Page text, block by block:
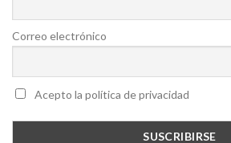
Correo electrónico
Acepto la política de privacidad